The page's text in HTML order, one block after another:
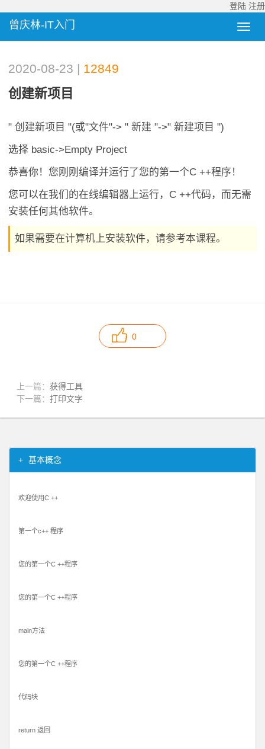
登陆 注册
曾庆林-IT入门
2020-08-23 | 12849
创建新项目
" 创建新项目 "(或"文件"-> " 新建 "->" 新建项目 ")
选择 basic->Empty Project
恭喜你！您刚刚编译并运行了您的第一个C ++程序！
您可以在我们的在线编辑器上运行，C ++代码，而无需
安装任何其他软件。
如果需要在计算机上安装软件，请参考本课程。
0
上一篇： 获得工具
下一篇： 打印文字
基本概念
欢迎使用C ++
第一个c++ 程序
您的第一个C ++程序
您的第一个C ++程序
main方法
您的第一个C ++程序
代码块
return 返回